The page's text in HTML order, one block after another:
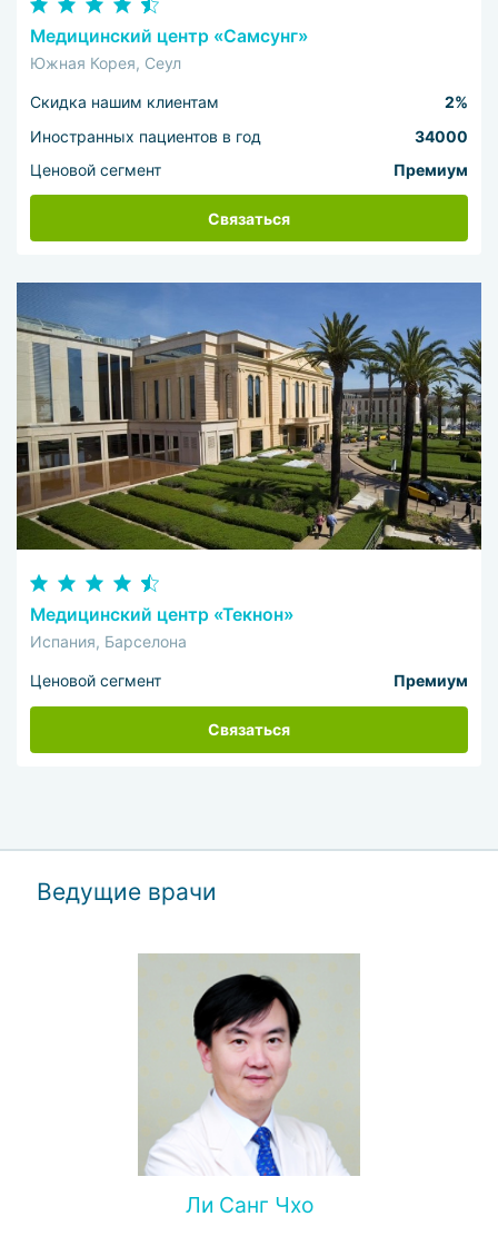
Медицинский центр «Самсунг»
Южная Корея, Сеул
Скидка нашим клиентам
2%
Иностранных пациентов в год
34000
Ценовой сегмент
Премиум
Связаться
Медицинский центр «Текнон»
Испания, Барселона
Ценовой сегмент Премиум
Связаться
Ведущие врачи
Ли Санг Чхо